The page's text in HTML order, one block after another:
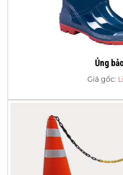
Ủng
Giá gốc: